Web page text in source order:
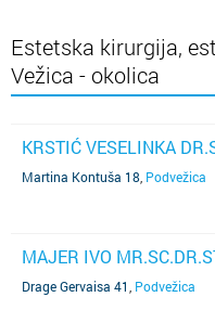
Estetska kirurgija,
Vežica - okolica
KRSTIĆ VESELINKA
Martina Kontuša 18 Podvežica
MAJER IVO
Drage Gervaisa 41 Podvežica